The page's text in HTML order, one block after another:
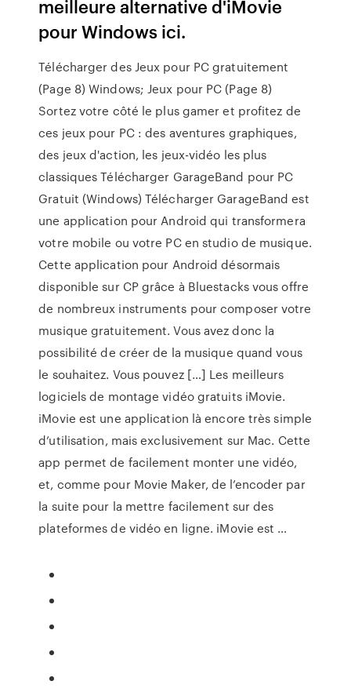
meilleure alternative d'iMovie
pour Windows ici.
Télécharger des Jeux pour PC gratuitement
(Page 8) Windows; Jeux pour PC (Page 8)
Sortez votre côté le plus gamer et profitez de
ces jeux pour PC : des aventures graphiques,
des jeux d'action, les jeux-vidéo les plus
classiques Télécharger GarageBand pour PC
Gratuit (Windows) Télécharger GarageBand est
une application pour Android qui transformera
votre mobile ou votre PC en studio de musique.
Cette application pour Android désormais
disponible sur CP grâce à Bluestacks vous offre
de nombreux instruments pour composer votre
musique gratuitement. Vous avez donc la
possibilité de créer de la musique quand vous
le souhaitez. Vous pouvez […] Les meilleurs
logiciels de montage vidéo gratuits iMovie.
iMovie est une application là encore très simple
d’utilisation, mais exclusivement sur Mac. Cette
app permet de facilement monter une vidéo,
et, comme pour Movie Maker, de l’encoder par
la suite pour la mettre facilement sur des
plateformes de vidéo en ligne. iMovie est …